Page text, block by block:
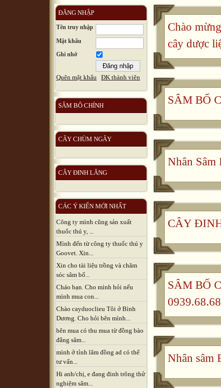
ĐĂNG NHẬP
Tên truy nhập
Mật khẩu
Ghi nhớ
Quên mật khẩu ĐK thành viên
SÂM BÔ CHÍNH
CÂY CHÙM NGÂY
CÂY ĐINH LĂNG
CÁC Ý KIẾN MỚI NHẤT
Công ty mình cũng sản xuất
thuốc thú y, ...
Mình đến từ công ty thuốc thú y
Goovet. Xin...
Xin cho tài liệu trồng và chăm
sóc sâm bố...
Cháo bạn. Cho mình hỏi nếu
mình mua con...
Chào cayduoclieu Tôi ở Bình
Dương. Cho hỏi bên mình...
bên mua có thu mua từ đồng bào
đẳng sâm...
mình ở tỉnh lâm đồng ad có thể
tư vấn...
Hi anh/chị, e đang đinh trông thử
nghiệm sâm...
Chào
cây dược
SÂM BỐ
Nhân Sâm
CÂY
SÂM BỐ
Nhân sâm